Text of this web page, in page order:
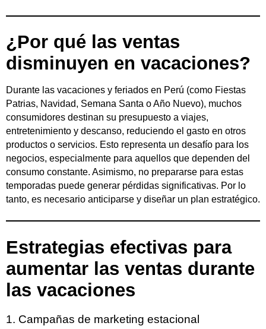
¿Por qué las ventas
disminuyen en vacaciones?
Durante las vacaciones y feriados en Perú (como Fiestas
Patrias, Navidad, Semana Santa o Año Nuevo), muchos
consumidores destinan su presupuesto a viajes,
entretenimiento y descanso, reduciendo el gasto en otros
productos o servicios. Esto representa un desafío para los
negocios, especialmente para aquellos que dependen del
consumo constante. Asimismo, no prepararse para estas
temporadas puede generar pérdidas significativas. Por lo
tanto, es necesario anticiparse y diseñar un plan estratégico.
Estrategias efectivas para
aumentar las ventas durante
las vacaciones
1. Campañas de marketing estacional